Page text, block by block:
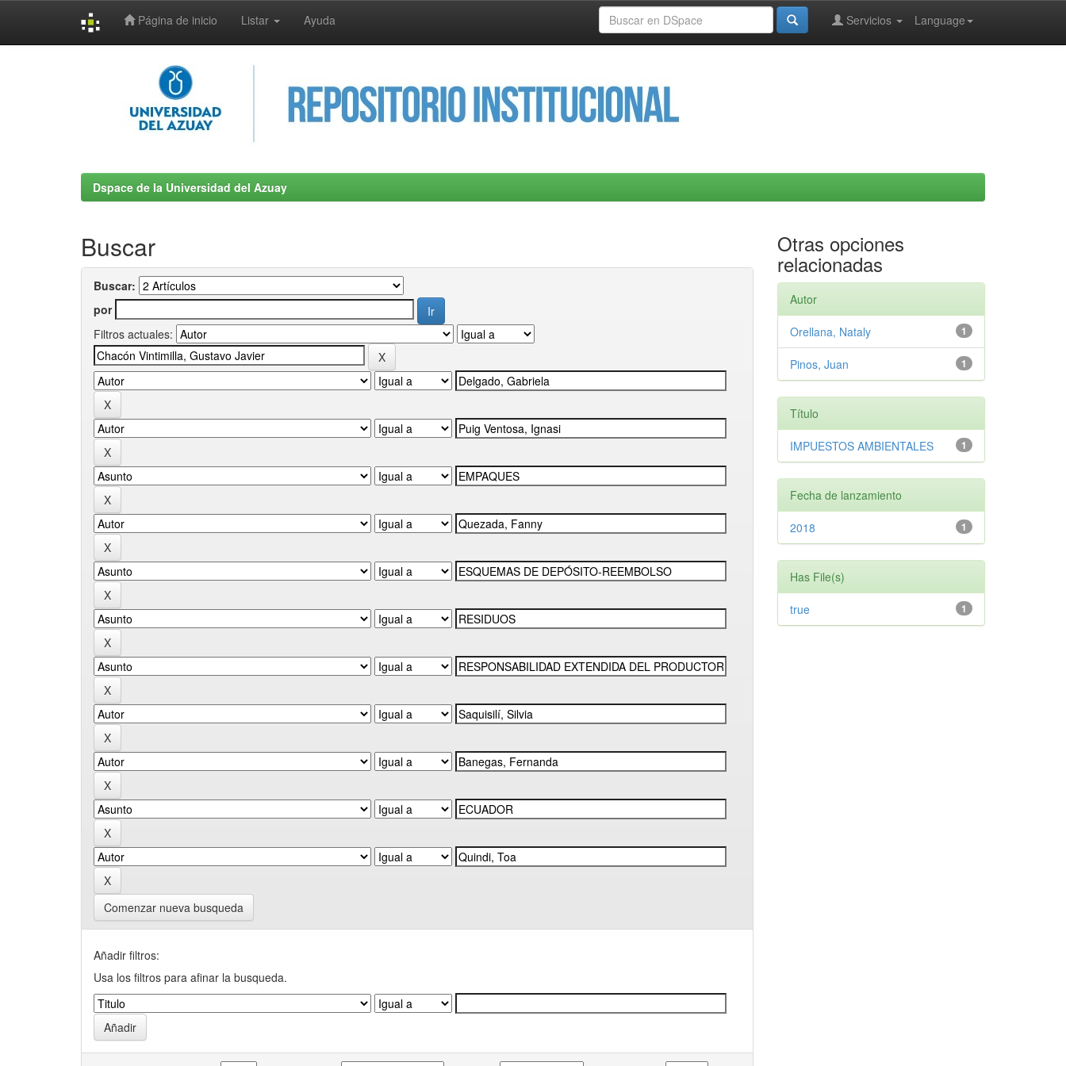
Página de inicio Listar Ayuda Language
Servicios
Dspace de la Universidad del Azuay
Buscar
Buscar:
por
Filtros actuales:
Comenzar nueva busqueda
Añadir filtros:
Usa los filtros para afinar la busqueda.
Otras opciones
relacionadas
Autor
1
Orellana, Nataly
1
Pinos, Juan
Título
1
IMPUESTOS AMBIENTALES
Fecha de lanzamiento
1
2018
Has File(s)
1
true